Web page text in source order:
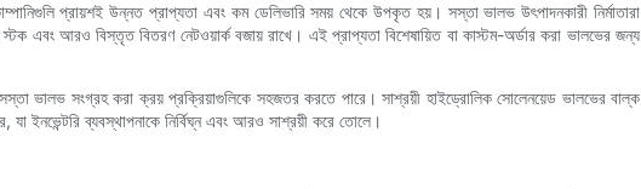
প্রায়শই উন্নত প্রাপ্যতা এবং কম ডেলিভারি সময় থেকে উপকৃত হয়। সস্তা ভালভ উৎপাদনকারী নির্মাতারা
এবং আরও বিস্তৃত বিতরণ নেটওয়ার্ক বজায় রাখে। এই প্রাপ্যতা বিশেষায়িত বা কাস্টম-অর্ডার করা ভালভের জন্য
ভালভ সংগ্রহ করা ক্রয় প্রক্রিয়াগুলিকে সহজতর করতে পারে। সাশ্রয়ী হাইড্রোলিক সোলেনয়েড ভালভের বাল্ক
ইনভেন্টরি ব্যবস্থাপনাকে নির্বিঘ্ন এবং আরও সাশ্রয়ী করে তোলে।